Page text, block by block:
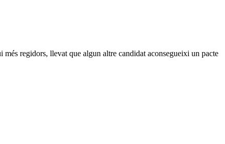
regidors, llevat que algun altre candidat aconsegueixi un pacte